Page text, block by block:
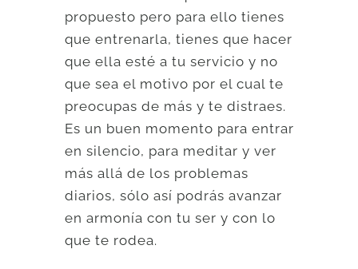
propuesto pero para ello tienes
que entrenarla, tienes que hacer
que ella esté a tu servicio y no
que sea el motivo por el cual te
preocupas de más y te distraes.
Es un buen momento para entrar
en silencio, para meditar y ver
más allá de los problemas
diarios, sólo así podrás avanzar
en armonía con tu ser y con lo
que te rodea.